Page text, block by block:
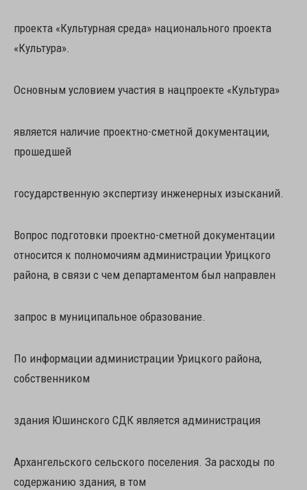
проекта «Культурная среда» национального проекта
«Культура».
Основным условием участия в нацпроекте «Культура»
является наличие проектно-сметной документации,
прошедшей
государственную экспертизу инженерных изысканий.
Вопрос подготовки проектно-сметной документации
относится к полномочиям администрации Урицкого
района, в связи с чем департаментом был направлен
запрос в муниципальное образование.
По информации администрации Урицкого района,
собственником
здания Юшинского СДК является администрация
Архангельского сельского поселения. За расходы по
содержанию здания, в том